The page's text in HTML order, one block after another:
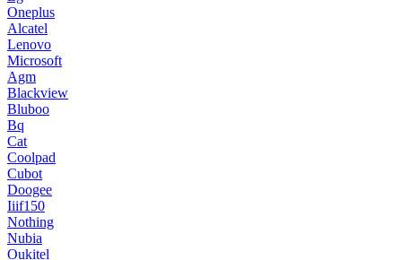
Oneplus
Alcatel
Lenovo
Microsoft
Agm
Blackview
Bluboo
Bq
Cat
Coolpad
Cubot
Doogee
Iiif150
Nothing
Nubia
Oukitel